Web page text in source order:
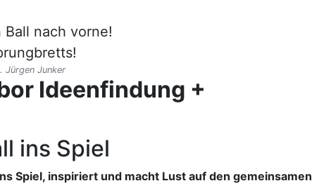
nach vorne!
Jürgen Junker
Ideenfindung +
ins Spiel
Spiel, inspiriert und macht Lust auf den gemeinsamen